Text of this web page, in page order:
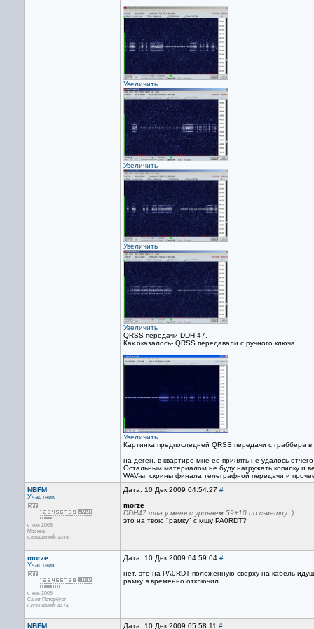
Увеличить
Увеличить
Увеличить
Увеличить
QRSS передачи DDH-47.
Как оказалось- QRSS передавали с ручного ключа!
Увеличить
Картинка предпоследней QRSS передачи с граббера в
на деген, в квартире мне ее принять не удалось
Остальным материалом не буду нагружать копилку и
WAV-ы, скрины финала телеграфной передачи и
NBFM
Участник
с ноя 2005
Москва
Сообщений: 3348
Дата: 10 Дек 2009 04:54:27 #
morze
DDH47 шла у меня с уровнем 59+10 по с-метру :)
это на твою "рамку" с мшу PA0RDT?
morze
Участник
с янв 2005
Санкт-Петербург
Сообщений: 4474
Дата: 10 Дек 2009 04:59:04 #
нет, это на PA0RDT положенную сверху на кабель
рамку я временно отключил
NBFM Дата: 10 Дек 2009 05:58:11 #